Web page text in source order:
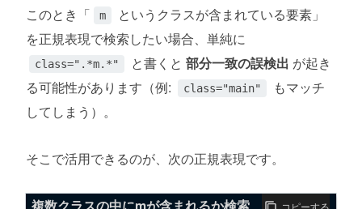
4. \bm\b
5. [^"']*["']
実際の動作例
このとき「
m
というクラスが含まれている要素」
を正規表現で検索したい場合、単純に
class=".*m.*" と書くと 部分一致の誤検出 が起き
る可能性があります（例:
class="main"
もマッチ
してしまう）。
そこで活用できるのが、次の正規表現です。
コピーする